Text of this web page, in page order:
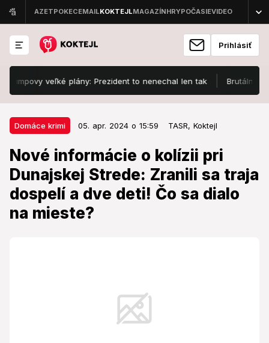
Prihlásiť
veľké plány: Prezident to nenechal len tak Brutálny útok na
Domáce krimi 05. apr. 2024 o 15:59 TASR, Koktejl
Nové informácie o kolízii pri
Dunajskej Strede: Zranili sa traja
dospelí a dve deti! Čo sa dialo
na mieste?
Domáce krimi 05. apr. 2024 o 15:59
Nové informácie o kolízii pri
Dunajskej Strede: Zranili sa traja
dospelí a dve deti! Čo sa dialo na
mieste?